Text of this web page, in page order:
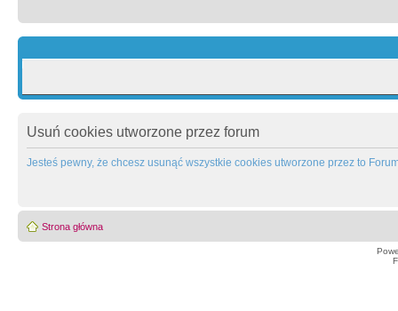
Usuń cookies utworzone przez forum
Jesteś pewny, że chcesz usunąć wszystkie cookies utworzone przez to
Strona główna